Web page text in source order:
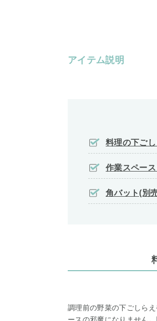
アイテム説明
料理の下ご
作業スペー
角バット(別
調理前の野菜の下ごしら